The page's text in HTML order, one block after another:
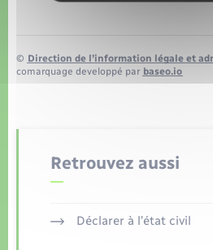
© Direction de l’information légale et
comarquage developpé par baseo.io
Retrouvez aussi
Déclarer à l’état civil